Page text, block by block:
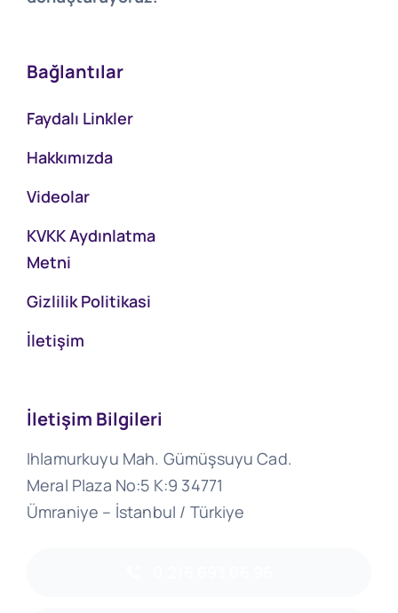
Bağlantılar
Faydalı Linkler
Hakkımızda
Videolar
KVKK Aydınlatma
Metni
Gizlilik Politikasi
İletişim
İletişim Bilgileri
Ihlamurkuyu Mah. Gümüşsuyu Cad.
Meral Plaza No:5 K:9 34771
Ümraniye – İstanbul / Türkiye